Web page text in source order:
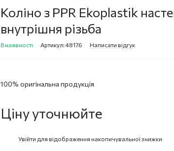
Коліно з PPR Ekoplastik
внутрішня різьба
В наявності Артикул: 48176 Написати відгук
100% оригінальна продукція
Ціну уточнюйте
Увійти для відображення накопичувальної знижки